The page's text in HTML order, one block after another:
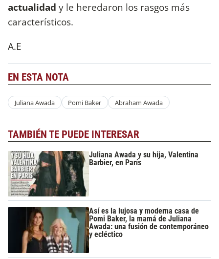
actualidad y le heredaron los rasgos más
característicos.
A.E
EN ESTA NOTA
Juliana Awada Pomi Baker Abraham Awada
TAMBIÉN TE PUEDE INTERESAR
Juliana Awada y su hija, Valentina
Barbier, en París
Así es la lujosa y moderna casa de
Pomi Baker, la mamá de Juliana
Awada: una fusión de contemporáneo
y ecléctico